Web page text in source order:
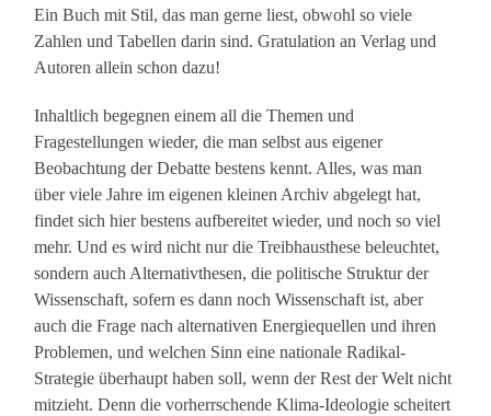
Ein Buch mit Stil, das man gerne liest, obwohl so viele
Zahlen und Tabellen darin sind. Gratulation an Verlag und
Autoren allein schon dazu!
Inhaltlich begegnen einem all die Themen und
Fragestellungen wieder, die man selbst aus eigener
Beobachtung der Debatte bestens kennt. Alles, was man
über viele Jahre im eigenen kleinen Archiv abgelegt hat,
findet sich hier bestens aufbereitet wieder, und noch so viel
mehr. Und es wird nicht nur die Treibhausthese beleuchtet,
sondern auch Alternativthesen, die politische Struktur der
Wissenschaft, sofern es dann noch Wissenschaft ist, aber
auch die Frage nach alternativen Energiequellen und ihren
Problemen, und welchen Sinn eine nationale Radikal-
Strategie überhaupt haben soll, wenn der Rest der Welt nicht
mitzieht. Denn die vorherrschende Klima-Ideologie scheitert